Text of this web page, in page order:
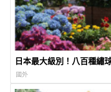
日本最大級別！八百種繡
國外